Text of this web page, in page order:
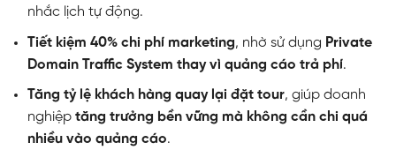
nhắc lịch tự động.
Tiết kiệm 40% chi phí marketing, nhờ sử dụng Private
Domain Traffic System thay vì quảng cáo trả phí.
Tăng tỷ lệ khách hàng quay lại đặt tour, giúp doanh
nghiệp tăng trưởng bền vững mà không cần chi quá
nhiều vào quảng cáo.